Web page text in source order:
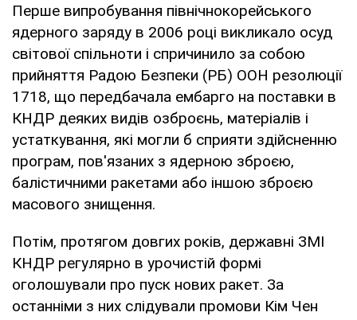
Перше випробування північнокорейського
ядерного заряду в 2006 році викликало осуд
світової спільноти і спричинило за собою
прийняття Радою Безпеки (РБ) ООН резолюції
1718, що передбачала ембарго на поставки в
КНДР деяких видів озброєнь, матеріалів і
устаткування, які могли б сприяти здійсненню
програм, пов'язаних з ядерною зброєю,
балістичними ракетами або іншою зброєю
масового знищення.
Потім, протягом довгих років, державні ЗМІ
КНДР регулярно в урочистій формі
оголошували про пуск нових ракет. За
останніми з них слідували промови Кім Чен